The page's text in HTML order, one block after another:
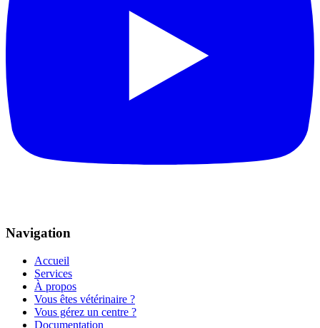
Navigation
Accueil
Services
À propos
Vous êtes vétérinaire ?
Vous gérez un centre ?
Documentation